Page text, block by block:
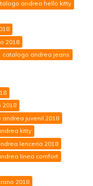
andrea hello kitty
2018
catalogo andrea jeans
2018
andrea juvenil 2018
kitty
lenceria 2018
linea comfort
2018